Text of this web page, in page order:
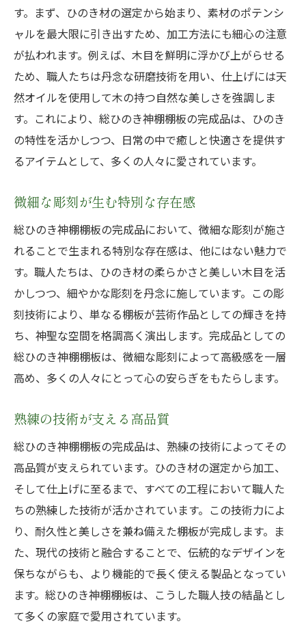
す。まず、ひのき材の選定から始まり、素材のポテンシ
ャルを最大限に引き出すため、加工方法にも細心の注意
が払われます。例えば、木目を鮮明に浮かび上がらせる
ため、職人たちは丹念な研磨技術を用い、仕上げには天
然オイルを使用して木の持つ自然な美しさを強調しま
す。これにより、総ひのき神棚棚板の完成品は、ひのき
の特性を活かしつつ、日常の中で癒しと快適さを提供す
るアイテムとして、多くの人々に愛されています。
微細な彫刻が生む特別な存在感
総ひのき神棚棚板の完成品において、微細な彫刻が施さ
れることで生まれる特別な存在感は、他にはない魅力で
す。職人たちは、ひのき材の柔らかさと美しい木目を活
かしつつ、細やかな彫刻を丹念に施しています。この彫
刻技術により、単なる棚板が芸術作品としての輝きを持
ち、神聖な空間を格調高く演出します。完成品としての
総ひのき神棚棚板は、微細な彫刻によって高級感を一層
高め、多くの人々にとって心の安らぎをもたらします。
熟練の技術が支える高品質
総ひのき神棚棚板の完成品は、熟練の技術によってその
高品質が支えられています。ひのき材の選定から加工、
そして仕上げに至るまで、すべての工程において職人た
ちの熟練した技術が活かされています。この技術力によ
り、耐久性と美しさを兼ね備えた棚板が完成します。ま
た、現代の技術と融合することで、伝統的なデザインを
保ちながらも、より機能的で長く使える製品となってい
ます。総ひのき神棚棚板は、こうした職人技の結晶とし
て多くの家庭で愛用されています。